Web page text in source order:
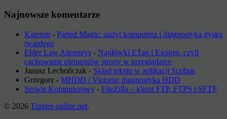
Najnowsze komentarze
Kaleron - Parted Magic: audyt komputera i diagnostyka dysku
twardego
Elder Law Attorneys - Nagłówki ETag i Expires, czyli
cachowanie elementów strony w przeglądarce
Janusz Lechończak - Skład tekstu w aplikacji Scribus
Grzegorz - MHDD / Victoria: diagnostyka HDD
Serwis Komputerowy - FileZilla – klient FTP, FTPS i SFTP
© 2026 Traxter-online.net.